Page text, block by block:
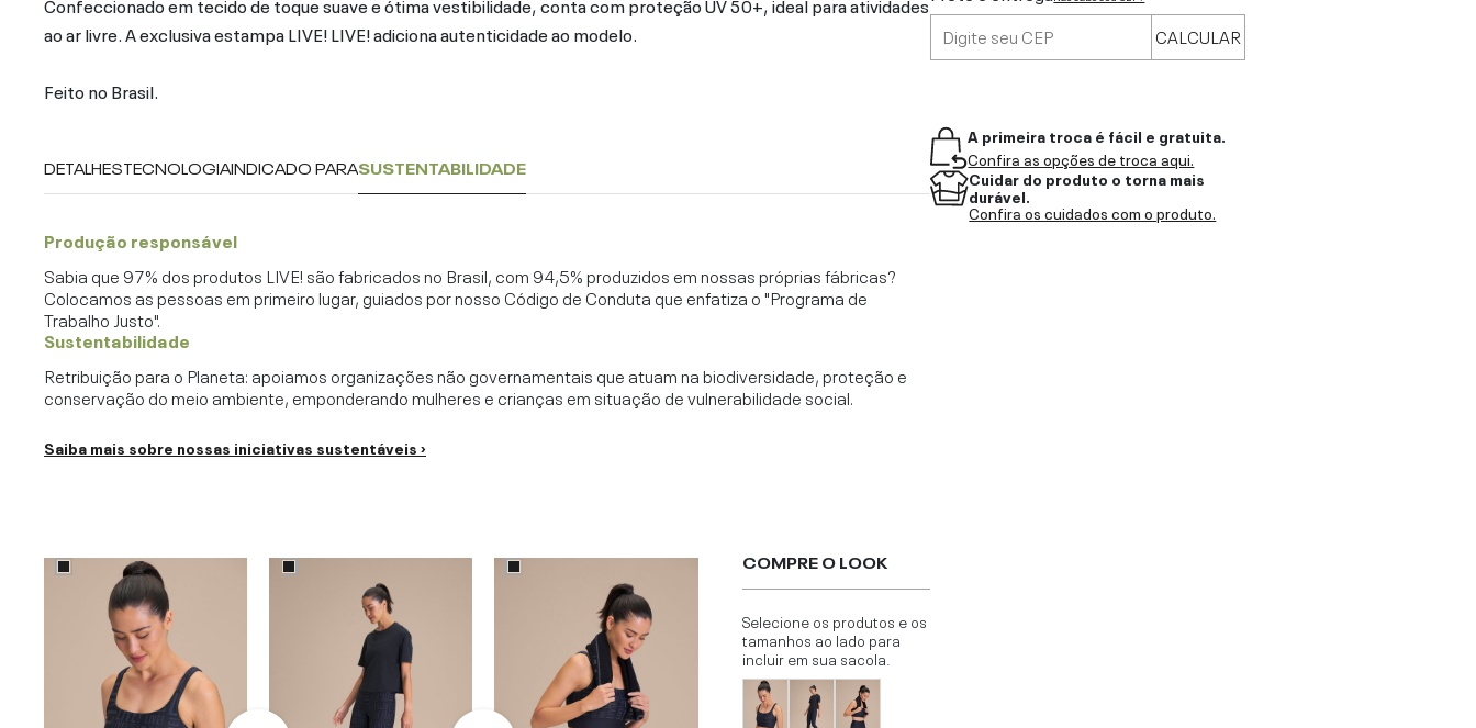
ao ar livre. A exclusiva estampa LIVE! LIVE! adiciona autenticidade ao modelo.
Feito no Brasil.
DETALHESTECNOLOGIAINDICADO PARASUSTENTABILIDADE
Produção responsável
Sabia que 97% dos produtos LIVE! são fabricados no Brasil, com 94,5% produzidos em nossas próprias fábricas?
Colocamos as pessoas em primeiro lugar, guiados por nosso Código de Conduta que enfatiza o "Programa de
Trabalho Justo".
Sustentabilidade
Retribuição para o Planeta: apoiamos organizações não governamentais que atuam na biodiversidade, proteção e
conservação do meio ambiente, emponderando mulheres e crianças em situação de vulnerabilidade social.
Saiba mais sobre nossas iniciativas sustentáveis ›
COMPRE O LOOK
Selecione os produtos e os
tamanhos ao lado para
incluir em sua sacola.
CALCULAR
A primeira troca é fácil e gratuita.
Confira as opções de troca aqui.
Cuidar do produto o torna mais
durável.
Confira os cuidados com o produto.